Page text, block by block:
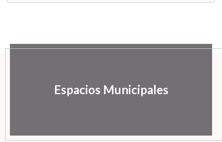
Espacios Municipales